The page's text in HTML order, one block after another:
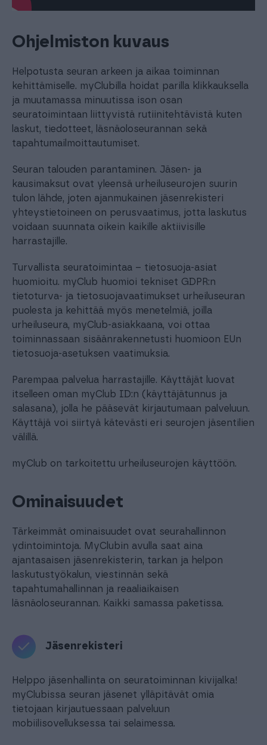
Ohjelmiston kuvaus
Helpotusta seuran arkeen ja aikaa toiminnan
kehittämiselle. myClubilla hoidat parilla klikkauksella
ja muutamassa minuutissa ison osan
seuratoimintaan liittyvistä rutiinitehtävistä kuten
laskut, tiedotteet, läsnäoloseurannan sekä
tapahtumailmoittautumiset.
Seuran talouden parantaminen. Jäsen- ja
kausimaksut ovat yleensä urheiluseurojen suurin
tulon lähde, joten ajanmukainen jäsenrekisteri
yhteystietoineen on perusvaatimus, jotta laskutus
voidaan suunnata oikein kaikille aktiivisille
harrastajille.
Turvallista seuratoimintaa – tietosuoja-asiat
huomioitu. myClub huomioi tekniset GDPR:n
tietoturva- ja tietosuojavaatimukset urheiluseuran
puolesta ja kehittää myös menetelmiä, joilla
urheiluseura, myClub-asiakkaana, voi ottaa
toiminnassaan sisäänrakennetusti huomioon EUn
tietosuoja-asetuksen vaatimuksia.
Parempaa palvelua harrastajille. Käyttäjät luovat
itselleen oman myClub ID:n (käyttäjätunnus ja
salasana), jolla he pääsevät kirjautumaan palveluun.
Käyttäjä voi siirtyä kätevästi eri seurojen jäsentilien
välillä.
myClub on tarkoitettu urheiluseurojen käyttöön.
Ominaisuudet
Tärkeimmät ominaisuudet ovat seurahallinnon
ydintoimintoja. MyClubin avulla saat aina
ajantasaisen jäsenrekisterin, tarkan ja helpon
laskutustyökalun, viestinnän sekä
tapahtumahallinnan ja reaaliaikaisen
läsnäoloseurannan. Kaikki samassa paketissa.
Jäsenrekisteri
Helppo jäsenhallinta on seuratoiminnan kivijalka!
myClubissa seuran jäsenet ylläpitävät omia
tietojaan kirjautuessaan palveluun
mobiilisovelluksessa tai selaimessa.